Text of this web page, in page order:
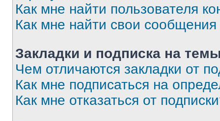
Как мне найти пользователя
Как мне найти свои
Закладки и подписка на
Чем отличаются закладки от
Как мне подписаться на
Как мне отказаться от